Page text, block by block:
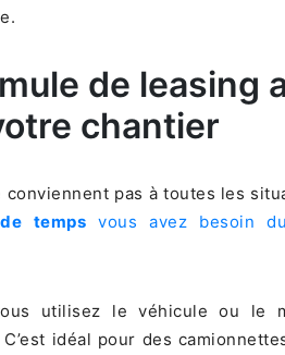
de leasing
chantier
pas à toutes les
temps vous avez besoin
utilisez le véhicule ou le
idéal pour des